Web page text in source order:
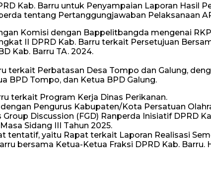
Kab. Barru untuk Penyampaian Laporan
tentang Pertanggungjawaban Pelaksanaan
Komisi dengan Bappelitbangda mengenai
II DPRD Kab. Barru terkait Persetujuan
Kab. Barru TA. 2024.
terkait Perbatasan Desa Tompo dan Galung,
BPD Tompo, dan Ketua BPD Galung.
terkait Program Kerja Dinas Perikanan.
Pengurus Kabupaten/Kota Persatuan
Group Discussion (FGD) Ranperda Inisiatif DPRD
Sidang III Tahun 2025.
tentatif, yaitu Rapat terkait Laporan Realisasi
bersama Ketua-Ketua Fraksi DPRD Kab.